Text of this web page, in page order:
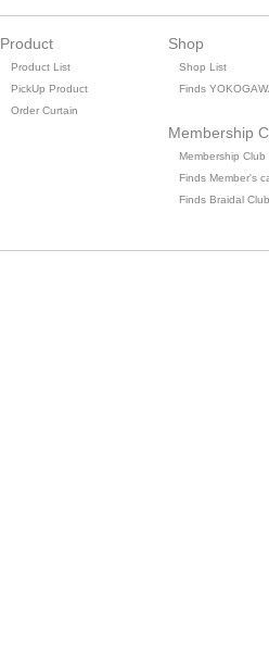
Product
Product List
PickUp Product
Order Curtain
Shop
Shop List
Finds
Membership
Membership Club
Finds Member's
Finds Braidal Club